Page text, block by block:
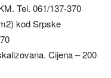
Tel. 061/137-370
kod Srpske
Cijena – 200